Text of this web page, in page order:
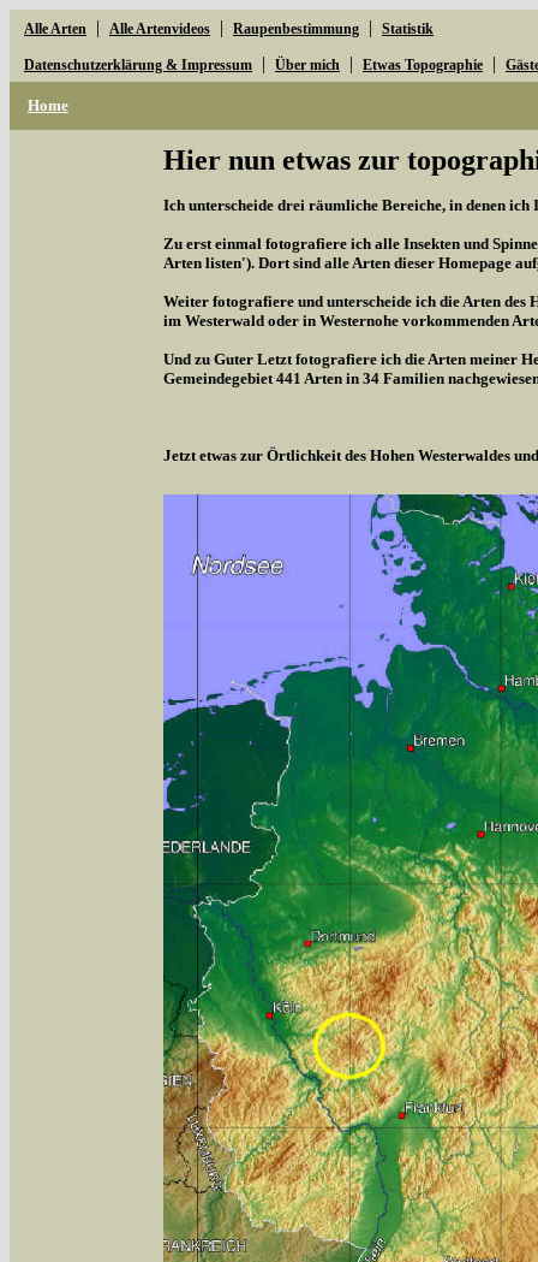
Alle Arten | Alle Artenvideos | Raupenbestimmung | Statistik
Datenschutzerklärung & Impressum | Über mich | Etwas Topographie |
Home
Hier nun etwas zur
Ich unterscheide drei räumliche Bereiche, in denen ich
Zu erst einmal fotografiere ich alle Insekten und
Arten listen'). Dort sind alle Arten dieser Homepage
Weiter fotografiere und unterscheide ich die Arten des
im Westerwald oder in Westernohe vorkommenden
Und zu Guter Letzt fotografiere ich die Arten meiner
Gemeindegebiet 441 Arten in 34 Familien
Jetzt etwas zur Örtlichkeit des Hohen Westerwaldes